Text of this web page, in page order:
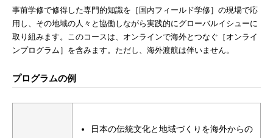
事前学修で修得した専門的知識を［国内フィールド学修］の現場で応
用し、その地域の人々と協働しながら実践的にグローバルイシューに
取り組みます。このコースは、オンラインで海外とつなぐ［オンライ
ンプログラム］を含みます。ただし、海外渡航は伴いません。
プログラムの例
日本の伝統文化と地域づくりを海外からの